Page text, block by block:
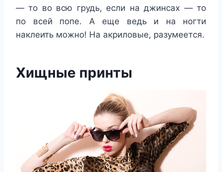
— то во всю грудь, если на джинсах — то
по всей попе. А еще ведь и на ногти
наклеить можно! На акриловые, разумеется.
Хищные принты